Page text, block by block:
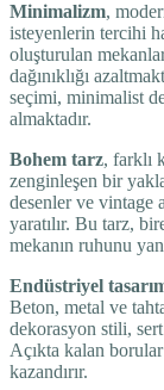
Minimalizm,
isteyenlerin tercihi
oluşturulan
dağınıklığı
seçimi, minimalist
almaktadır.
Bohem tarz, farklı
zenginleşen bir
desenler ve vintage
yaratılır. Bu tarz,
mekanın ruhunu
Endüstriyel
Beton, metal ve
dekorasyon stili,
Açıkta kalan
kazandırır.